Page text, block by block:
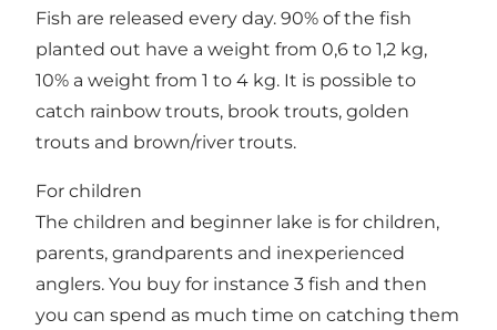
Fish are released every day. 90% of the fish
planted out have a weight from 0,6 to 1,2 kg,
10% a weight from 1 to 4 kg. It is possible to
catch rainbow trouts, brook trouts, golden
trouts and brown/river trouts.
For children
The children and beginner lake is for children,
parents, grandparents and inexperienced
anglers. You buy for instance 3 fish and then
you can spend as much time on catching them